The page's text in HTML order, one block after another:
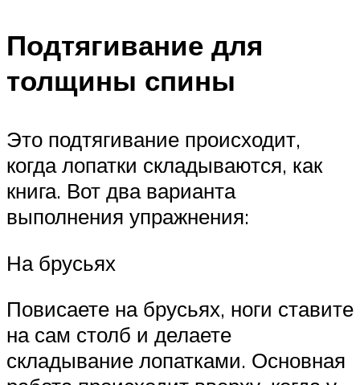
Подтягивание для
толщины спины
Это подтягивание происходит,
когда лопатки складываются, как
книга. Вот два варианта
выполнения упражнения:
На брусьях
Повисаете на брусьях, ноги ставите
на сам столб и делаете
складывание лопатками. Основная